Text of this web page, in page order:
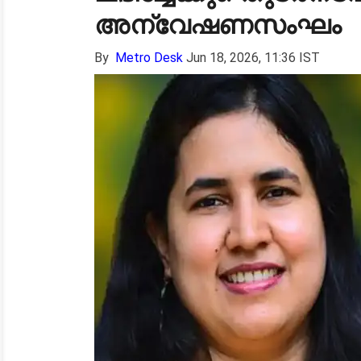
അന്വേഷണസംഘം
By Metro Desk Jun 18, 2026, 11:36 IST